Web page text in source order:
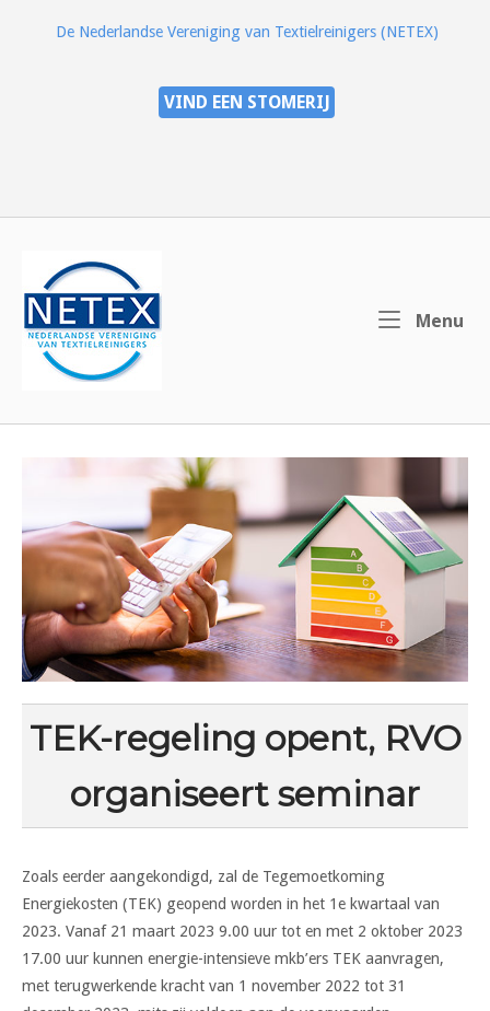
De Nederlandse Vereniging van Textielreinigers (NETEX)
VIND EEN STOMERIJ
Menu
TEK-regeling opent, RVO
organiseert seminar
Zoals eerder aangekondigd, zal de Tegemoetkoming
Energiekosten (TEK) geopend worden in het 1e kwartaal van
2023. Vanaf 21 maart 2023 9.00 uur tot en met 2 oktober 2023
17.00 uur kunnen energie-intensieve mkb’ers TEK aanvragen,
met terugwerkende kracht van 1 november 2022 tot 31